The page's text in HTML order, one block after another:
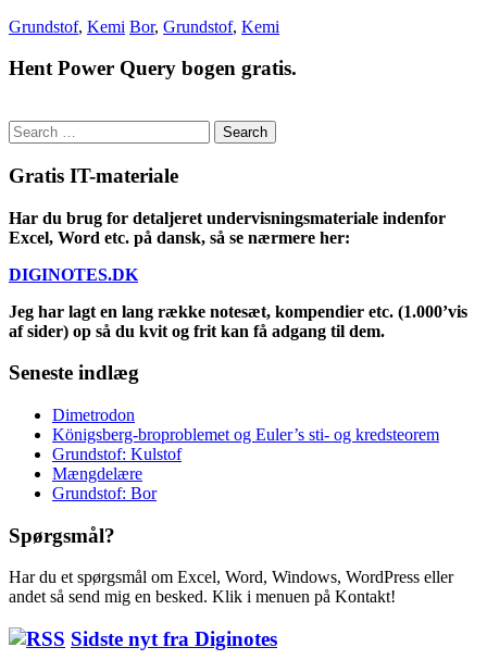
Grundstof, Kemi Bor, Grundstof, Kemi
Hent Power Query bogen gratis.
Search
for:
Gratis IT-materiale
Har du brug for detaljeret undervisningsmateriale indenfor
Excel, Word etc. på dansk, så se nærmere her:
DIGINOTES.DK
Jeg har lagt en lang række notesæt, kompendier etc. (1.000’vis
af sider) op så du kvit og frit kan få adgang til dem.
Seneste indlæg
Dimetrodon
Königsberg-broproblemet og Euler’s sti- og kredsteorem
Grundstof: Kulstof
Mængdelære
Grundstof: Bor
Spørgsmål?
Har du et spørgsmål om Excel, Word, Windows, WordPress eller
andet så send mig en besked. Klik i menuen på Kontakt!
Sidste nyt fra Diginotes